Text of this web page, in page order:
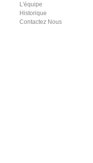
L'équipe
Historique
Contactez Nous